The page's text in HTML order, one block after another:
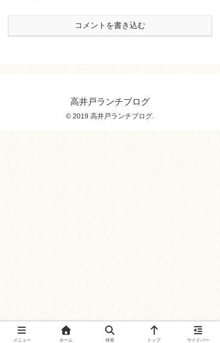
コメントを書き込む
高井戸ランチブログ
© 2019 高井戸ランチブログ.
メニュー ホーム 検索 トップ サイドバー